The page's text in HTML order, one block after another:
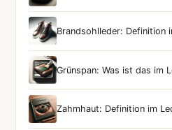
Brandsohlleder: Definition
Grünspan: Was ist das im
Zahmhaut: Definition im